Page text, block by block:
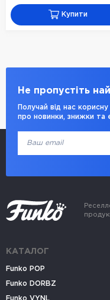
Купити
Не пропустіть
Получай від нас
про новинки, знижки та
КАТАЛОГ
Funko POP
Funko DORBZ
Funko VYNL